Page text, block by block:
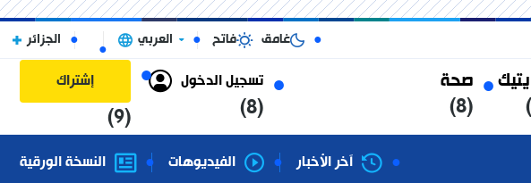
صحة
(8)
تسجيل الدخول
(8)
إشتراك
(9)
غامق فاتح العربي الجزائر
آخر الأخبار الفيديوهات النسخة الورقية